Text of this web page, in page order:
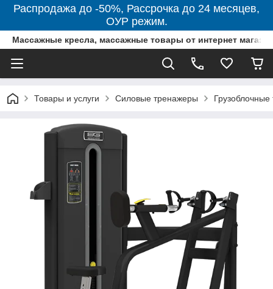
Распродажа до -50%, Рассрочка до 24 месяцев,
ОУР режим.
Массажные кресла, массажные товары от интернет
Товары и услуги Силовые тренажеры